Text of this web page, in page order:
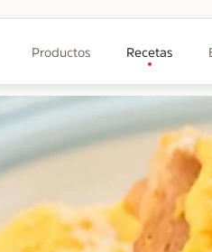
Productos Recetas